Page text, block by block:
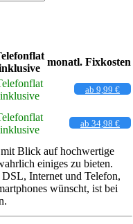
monatl. Fixkosten
inklusive
ab 9,99 €
inklusive
ab 34,98 €
Blick auf hochwertige
einiges zu bieten.
Internet und Telefon,
wünscht, ist bei